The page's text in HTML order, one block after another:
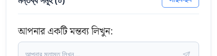
আপনার একটি মন্তব্য লিখুন: